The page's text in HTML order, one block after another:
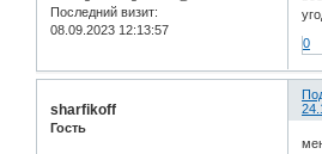
Последний визит:
08.09.2023 12:13:57
0
sharfikoff
Гость